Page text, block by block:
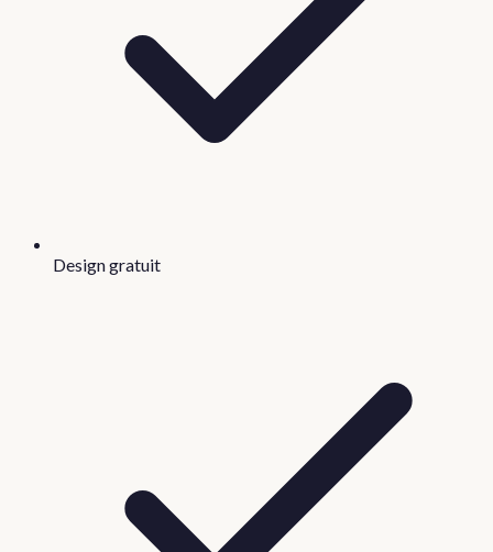
Design gratuit